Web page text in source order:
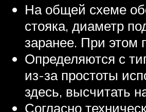
На общей схеме
стояка, диаметр
заранее. При этом
Определяются с
из-за простоты
здесь, высчитать
Согласно